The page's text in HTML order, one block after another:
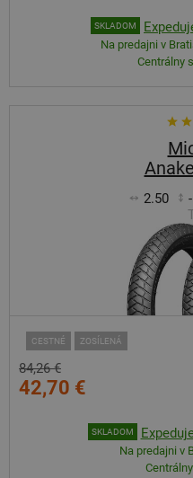
SKLADOM
Na predajni v
Centrálny
2.50 -
CESTNÉ ZOSÍLENÁ
84,26 €
42,70 €
SKLADOM
Na predajni v